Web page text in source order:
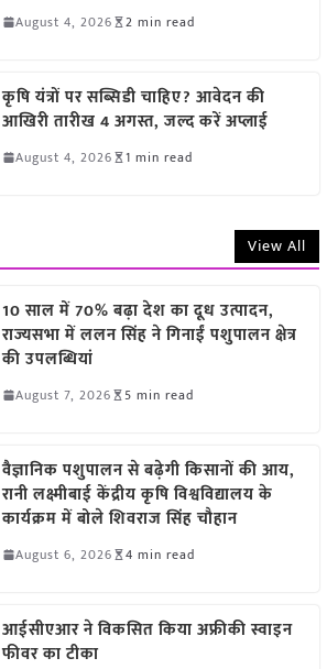
August 4, 2026 2 min read
कृषि यंत्रों पर सब्सिडी चाहिए? आवेदन की
आखिरी तारीख 4 अगस्त, जल्द करें अप्लाई
August 4, 2026 1 min read
View All
10 साल में 70% बढ़ा देश का दूध उत्पादन,
राज्यसभा में ललन सिंह ने गिनाईं पशुपालन क्षेत्र
की उपलब्धियां
August 7, 2026 5 min read
वैज्ञानिक पशुपालन से बढ़ेगी किसानों की आय,
रानी लक्ष्मीबाई केंद्रीय कृषि विश्वविद्यालय के
कार्यक्रम में बोले शिवराज सिंह चौहान
August 6, 2026 4 min read
आईसीएआर ने विकसित किया अफ्रीकी स्वाइन
फीवर का टीका